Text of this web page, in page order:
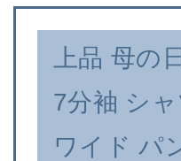
上品 母の
7分袖 シ
ワイド パ